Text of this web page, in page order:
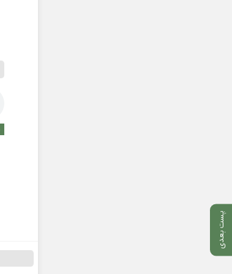
پست بعدی